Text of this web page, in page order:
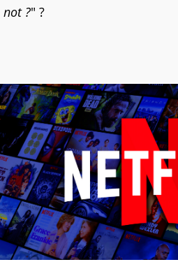
not ?" ?